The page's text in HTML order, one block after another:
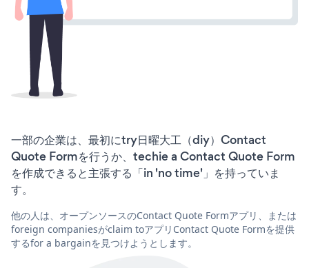
一部の企業は、最初にtry日曜大工（diy）Contact
Quote Formを行うか、techie a Contact Quote Form
を作成できると主張する「in 'no time'」を持っていま
す。
他の人は、オープンソースのContact Quote Formアプリ、または
foreign companiesがclaim toアプリContact Quote Formを提供
するfor a bargainを見つけようとします。